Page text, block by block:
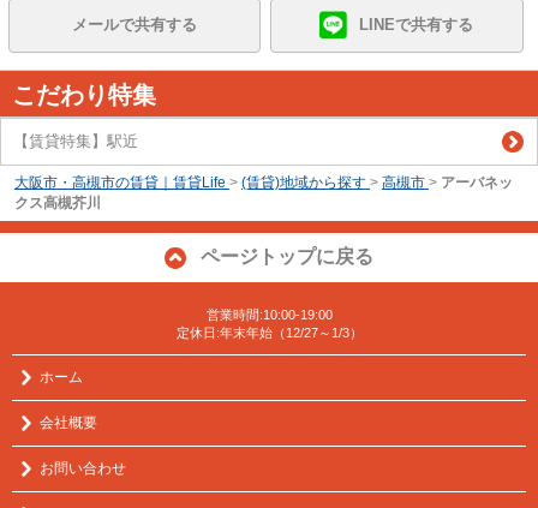
メールで共有する LINEで共有する
こだわり特集
【賃貸特集】駅近
大阪市・高槻市の賃貸｜賃貸Life > (賃貸)地域から探す > 高槻市 > アーバネッ
クス高槻芥川
ページトップに戻る
営業時間:10:00-19:00
定休日:年末年始（12/27～1/3）
ホーム
会社概要
お問い合わせ